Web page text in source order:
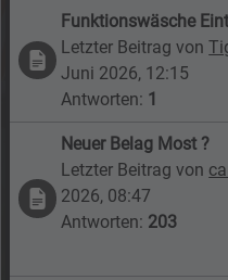
Funktionswäsche
Letzter Beitrag von
Juni 2026, 12:15
Antworten: 1
Neuer Belag Most ?
Letzter Beitrag von
2026, 08:47
Antworten: 203